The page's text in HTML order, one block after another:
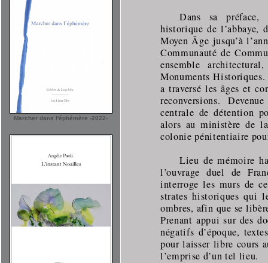
Marcher dans l'éphémère -2022-
Dans sa préface,
historique de l’abbaye,
Moyen Âge jusqu’à
Communauté de
ensemble
Monuments Historiques.
a traversé les âges et
reconversions.
centrale de détention
alors au ministère de
colonie pénitentiaire
Lieu de mémoire
l’ouvrage duel de
interroge les murs de
strates historiques qui
ombres, afin que se
Prenant appui sur des
négatifs d’époque,
pour laisser libre cours
l’emprise d’un tel lieu.